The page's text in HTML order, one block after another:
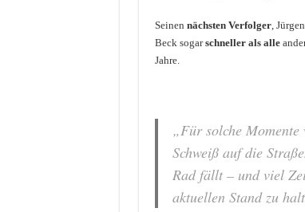
Seinen nächsten Verfolger,
Beck sogarschneller als alle
Jahre.
„Für solche
Schweiß auf die
Rad fällt – und viel
aktuellen Stand zu